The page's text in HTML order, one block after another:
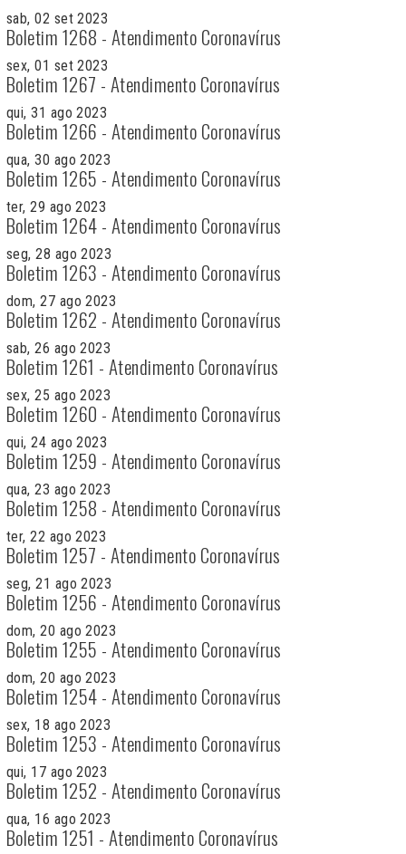
sab, 02 set 2023
Boletim 1268 - Atendimento Coronavírus
sex, 01 set 2023
Boletim 1267 - Atendimento Coronavírus
qui, 31 ago 2023
Boletim 1266 - Atendimento Coronavírus
qua, 30 ago 2023
Boletim 1265 - Atendimento Coronavírus
ter, 29 ago 2023
Boletim 1264 - Atendimento Coronavírus
seg, 28 ago 2023
Boletim 1263 - Atendimento Coronavírus
dom, 27 ago 2023
Boletim 1262 - Atendimento Coronavírus
sab, 26 ago 2023
Boletim 1261 - Atendimento Coronavírus
sex, 25 ago 2023
Boletim 1260 - Atendimento Coronavírus
qui, 24 ago 2023
Boletim 1259 - Atendimento Coronavírus
qua, 23 ago 2023
Boletim 1258 - Atendimento Coronavírus
ter, 22 ago 2023
Boletim 1257 - Atendimento Coronavírus
seg, 21 ago 2023
Boletim 1256 - Atendimento Coronavírus
dom, 20 ago 2023
Boletim 1255 - Atendimento Coronavírus
dom, 20 ago 2023
Boletim 1254 - Atendimento Coronavírus
sex, 18 ago 2023
Boletim 1253 - Atendimento Coronavírus
qui, 17 ago 2023
Boletim 1252 - Atendimento Coronavírus
qua, 16 ago 2023
Boletim 1251 - Atendimento Coronavírus